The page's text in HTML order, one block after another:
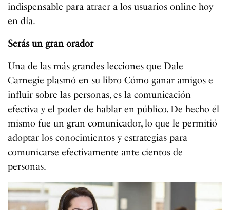
indispensable para atraer a los usuarios online hoy
en día.
Serás un gran orador
Una de las más grandes lecciones que Dale
Carnegie plasmó en su libro Cómo ganar amigos e
influir sobre las personas, es la comunicación
efectiva y el poder de hablar en público. De hecho él
mismo fue un gran comunicador, lo que le permitió
adoptar los conocimientos y estrategias para
comunicarse efectivamente ante cientos de
personas.